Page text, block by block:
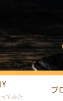
てみた
プ